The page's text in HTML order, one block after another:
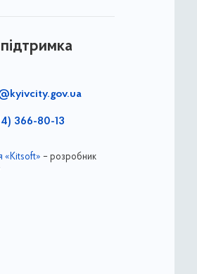
366-80-13
«Kitsoft» – розробник